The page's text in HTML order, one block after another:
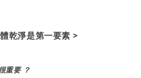
乾淨是第一要素 >
重要 ？